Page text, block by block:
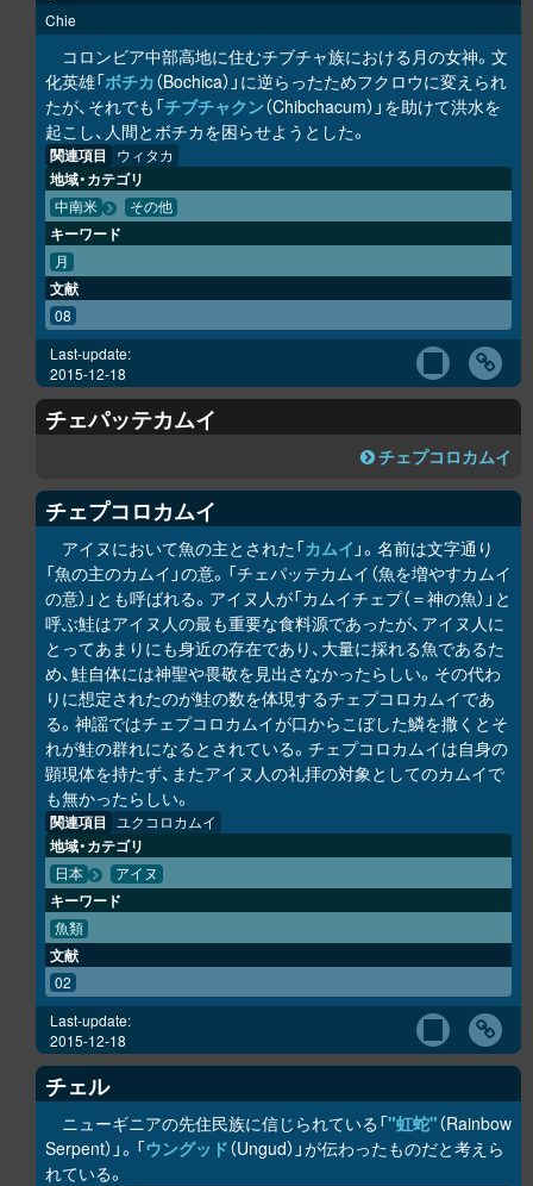
Chie
コロンビア中部高地に住むチブチャ族における月の女神。文
化英雄「ボチカ（Bochica）」に逆らったためフクロウに変えられ
たが、それでも「チブチャクン（Chibchacum）」を助けて洪水を
起こし、人間とボチカを困らせようとした。
関連項目 ウィタカ
地域・カテゴリ
中南米 その他
キーワード
月
文献
08
Last-update:
2015-12-18
チェパッテカムイ
チェプコ ロカムイ
チェプコロカムイ
アイヌにおいて魚の主とされた「カムイ 」。名前は文字通り
「魚の主のカムイ」の意。「チェパッテカムイ（魚を増やすカムイ
の意）」とも呼ばれる。アイヌ人が「カムイチェプ（＝神の魚）」と
呼ぶ鮭はアイヌ人の最も重要な食料源であったが、アイヌ人に
とってあまりにも身近の存在であり、大量に採れる魚であるた
め、鮭自体には神聖や畏敬を見出さなかったらしい。その代わ
りに想定されたのが鮭の数を体現するチェプコ ロカムイであ
る。神謡ではチェプコ ロカムイが口からこぼした鱗を撒くとそ
れが鮭の群れになるとされている。チェプコ ロカムイは自身の
顕現体を持たず、またアイヌ人の礼拝の対象としてのカムイで
も無かったらしい。
関連項目 ユ ク コ ロカムイ
地域・カテゴリ
日本 アイヌ
キーワード
魚類
文献
02
Last-update:
2015-12-18
チェル
ニューギニアの先住民族に信じられている「"虹蛇"（Rainbow
Serpent）」。「ウングッド（Ungud）」が伝わったものだと考えら
れている。